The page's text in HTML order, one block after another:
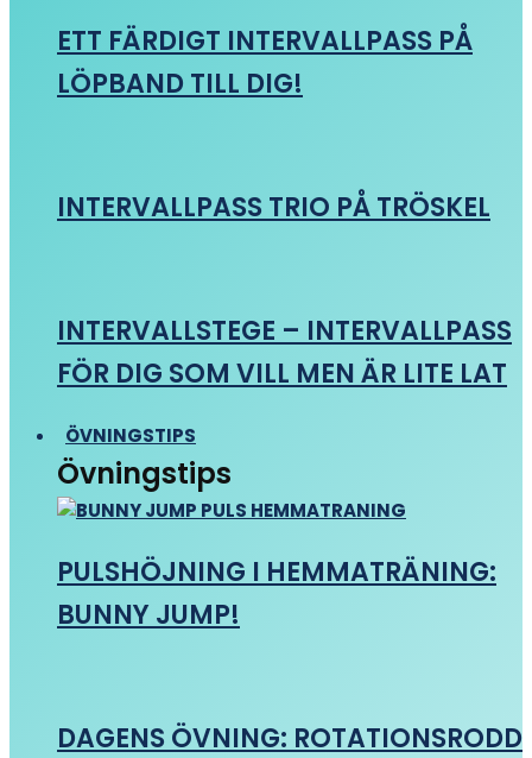
ETT FÄRDIGT INTERVALLPASS PÅ
LÖPBAND TILL DIG!
INTERVALLPASS TRIO PÅ TRÖSKEL
INTERVALLSTEGE – INTERVALLPASS
FÖR DIG SOM VILL MEN ÄR LITE LAT
ÖVNINGSTIPS
Övningstips
PULSHÖJNING I HEMMATRÄNING:
BUNNY JUMP!
DAGENS ÖVNING: ROTATIONSRODD